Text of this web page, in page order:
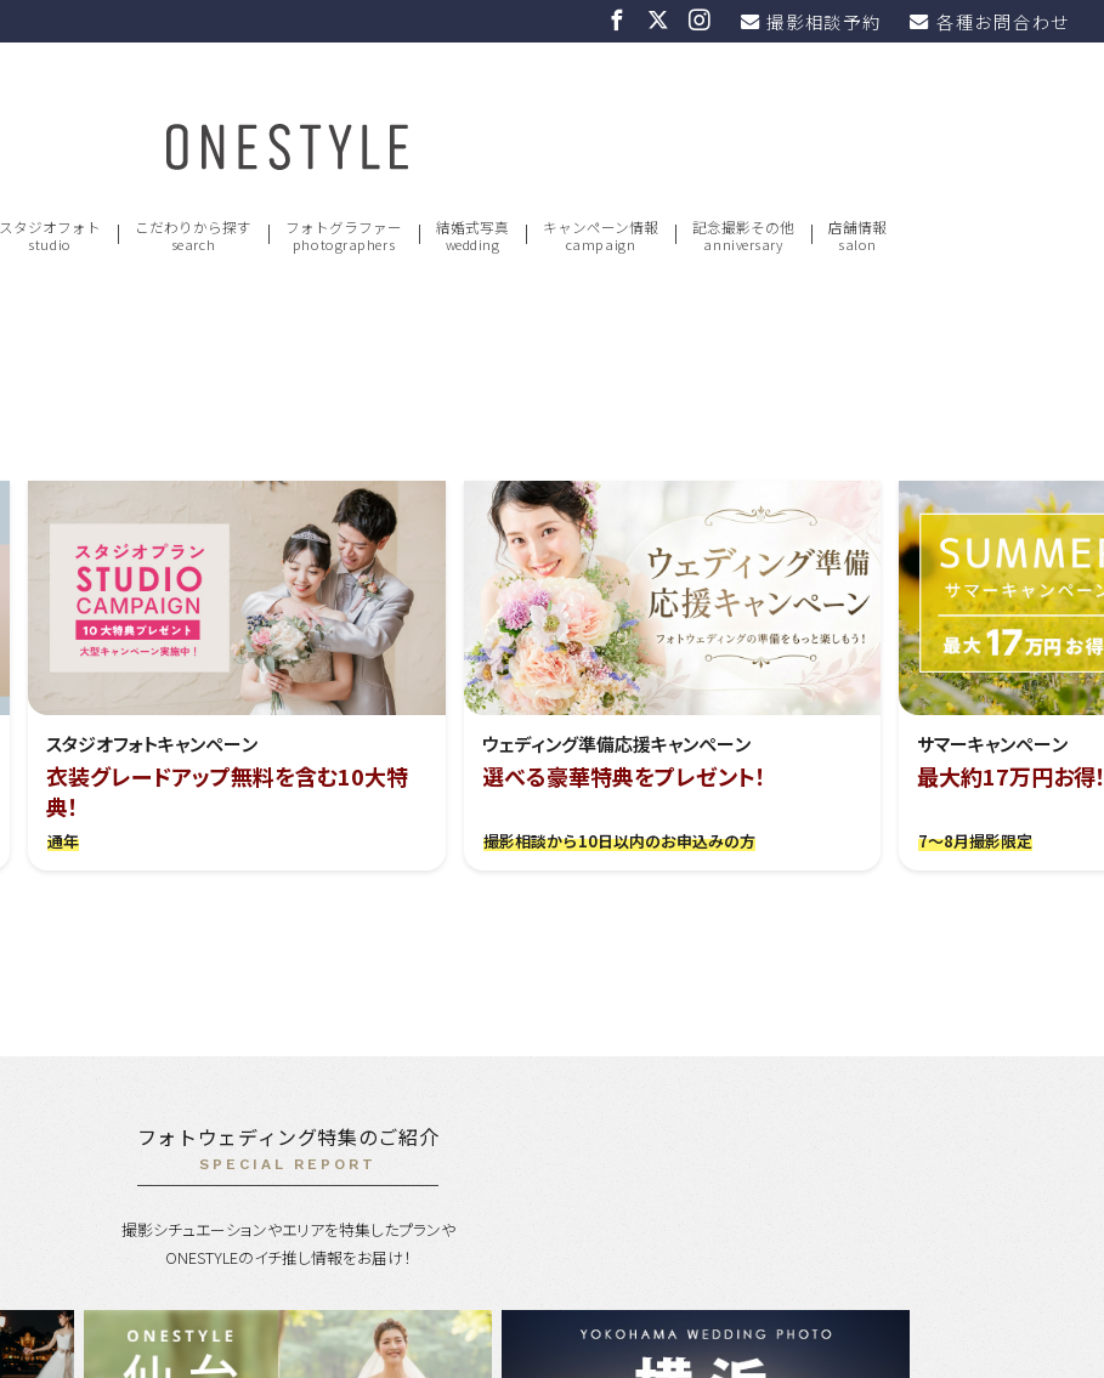
撮影相談予約 各種お問合わせ
スタジオフォト
studio
こだわりから探す
search
フォトグラファー
photographers
結婚式写真
wedding
キャンペーン情報
campaign
記念撮影その他
anniversary
店舗情報
salon
スタジオフォトキャンペーン
衣装グレードアップ無料を含む10大特
典！
通年
ウェディング準備応援キャンぺーン
選べる豪華特典をプレゼント！
撮影相談から10日以内のお申込みの方
サマーキャンペーン
最大約17万円お得
7～8月撮影限定
フォトウェディング特集のご紹介
SPECIAL REPORT
撮影シチュエーションやエリアを特集したプランや
ONESTYLEのイチ推し情報をお届け！